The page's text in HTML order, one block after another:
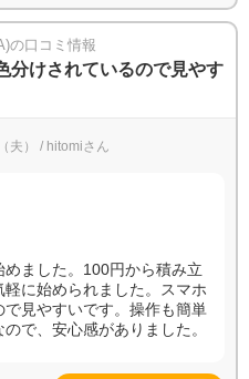
の口コミ情報
分けされているので見やす
夫） / hitomiさん
ました。100円から積み立
に始められました。スマホ
見やすいです。操作も簡単
で、安心感がありました。